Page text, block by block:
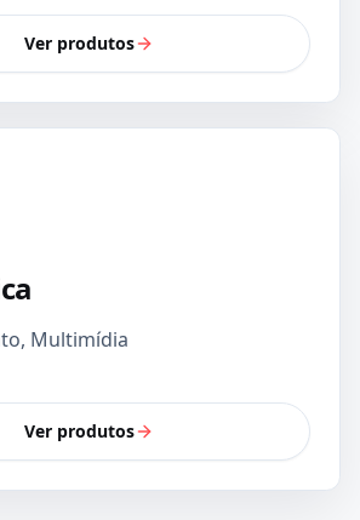
Ver produtos
Multimídia
Ver produtos